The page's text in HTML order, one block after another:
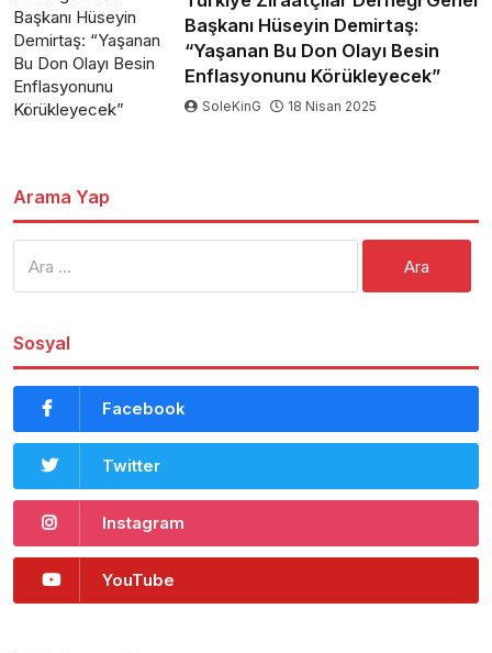
Başkanı Hüseyin Demirtaş:
“Yaşanan Bu Don Olayı Besin
Enflasyonunu Körükleyecek”
SoleKinG 18 Nisan 2025
Arama Yap
Sosyal
Facebook
Twitter
Instagram
YouTube